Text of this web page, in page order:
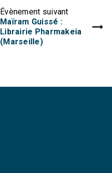
Évènement suivant
Maïram Guissé :
Librairie Pharmakeia
(Marseille)